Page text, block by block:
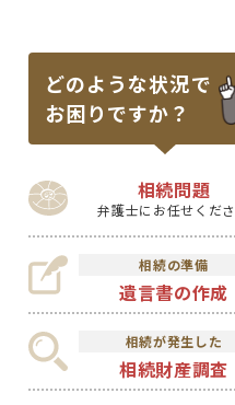
どのような状況で
お困りですか？
相続問題
弁護士にお任せくだ
相続の準備
遺言書の作成
相続が発生した
相続財産調査